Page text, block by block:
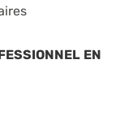
EN